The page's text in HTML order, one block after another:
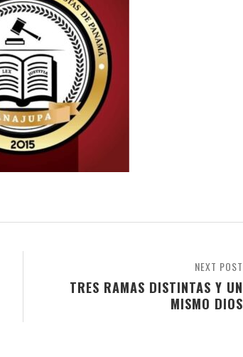
NEXT POST
TRES RAMAS DISTINTAS Y UN
MISMO DIOS